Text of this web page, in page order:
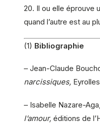
20. Il ou elle éprouve
quand l’autre est au
(1) Bibliographie
– Jean-Claude
narcissiques,
– Isabelle Nazare-Aga,
l’amour, éditions de